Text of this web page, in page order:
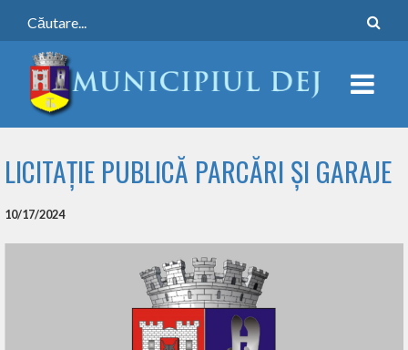
LICITAȚIE PUBLICĂ PARCĂRI ȘI GARAJE
10/17/2024